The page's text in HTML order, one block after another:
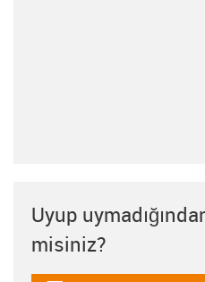
Uyup
misiniz?